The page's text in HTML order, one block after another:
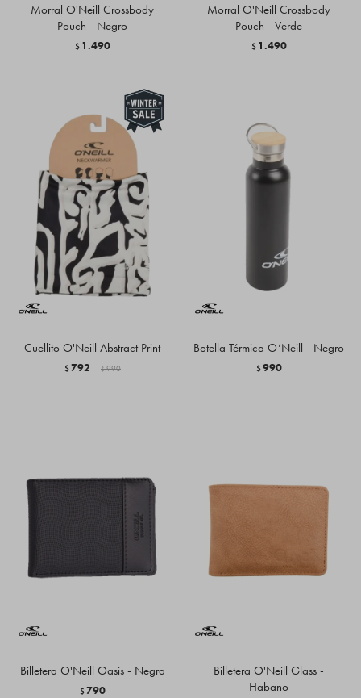
Morral O'Neill Crossbody
Pouch - Negro
$ 1.490
Morral O'Neill Crossbody
Pouch - Verde
$ 1.490
Cuellito O'Neill Abstract Print
$792 $ 990
Botella Térmica O’Neill - Negro
$990
Billetera O'Neill Oasis - Negra
$790
Billetera O'Neill Glass -
Habano